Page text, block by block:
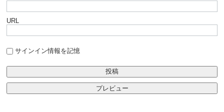
URL
サインイン情報を記憶